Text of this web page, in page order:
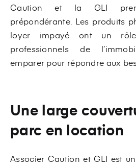
Caution et la GLI
prépondérante. Les produits
loyer impayé ont un
professionnels de
emparer pour répondre aux
Une large
parc en location
Associer Caution et GLI est